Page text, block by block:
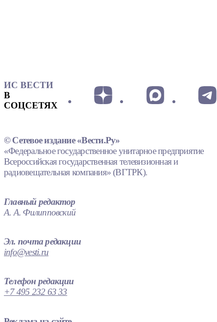
ИС ВЕСТИ
В
СОЦСЕТЯХ
© Сетевое издание «Вести.Ру»
«Федеральное государственное унитарное предприятие
Всероссийская государственная телевизионная и
радиовещательная компания» (ВГТРК).
Главный редактор
А. А. Филипповский
Эл. почта редакции
info@vesti.ru
Телефон редакции
+7 495 232 63 33